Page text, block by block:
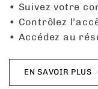
• Suivez votre
• Contrôlez
• Accédez au
EN SAVOIR PLUS